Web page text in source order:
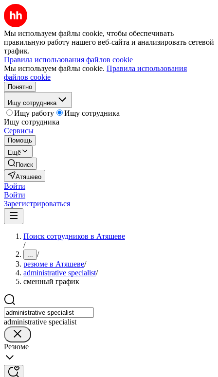
Мы используем файлы cookie, чтобы обеспечивать
правильную работу нашего веб-сайта и анализировать сетевой
трафик.
Правила использования файлов cookie
Мы используем файлы cookie. Правила использования
файлов cookie
Понятно
Ищу сотрудника
Ищу работу
Ищу сотрудника
Ищу сотрудника
Сервисы
Помощь
Ещё
Поиск
Атяшево
Войти
Войти
Зарегистрироваться
Поиск сотрудников в Атяшеве
/
... /
резюме в Атяшеве/
administrative specialist/
сменный график
administrative specialist
Резюме